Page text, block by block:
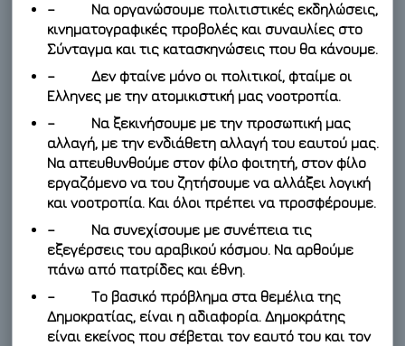
– Να οργανώσουμε πολιτιστικές εκδηλώσεις,
κινηματογραφικές προβολές και συναυλίες στο
Σύνταγμα και τις κατασκηνώσεις που θα κάνουμε.
– Δεν φταίνε μόνο οι πολιτικοί, φταίμε οι
Ελληνες με την ατομικιστική μας νοοτροπία.
– Να ξεκινήσουμε με την προσωπική μας
αλλαγή, με την ενδιάθετη αλλαγή του εαυτού μας.
Να απευθυνθούμε στον φίλο φοιτητή, στον φίλο
εργαζόμενο να του ζητήσουμε να αλλάξει λογική
και νοοτροπία. Και όλοι πρέπει να προσφέρουμε.
– Να συνεχίσουμε με συνέπεια τις
εξεγέρσεις του αραβικού κόσμου. Να αρθούμε
πάνω από πατρίδες και έθνη.
– Το βασικό πρόβλημα στα θεμέλια της
Δημοκρατίας, είναι η αδιαφορία. Δημοκράτης
είναι εκείνος που σέβεται τον εαυτό του και τον